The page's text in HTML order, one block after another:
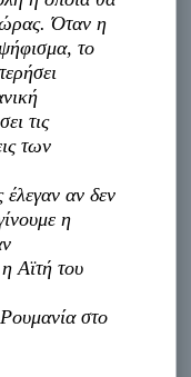
Όταν η
το
τις
των
αν δεν
η
Αϊτή του
στο